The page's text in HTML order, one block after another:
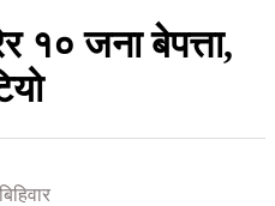
१० जना बेपत्ता,